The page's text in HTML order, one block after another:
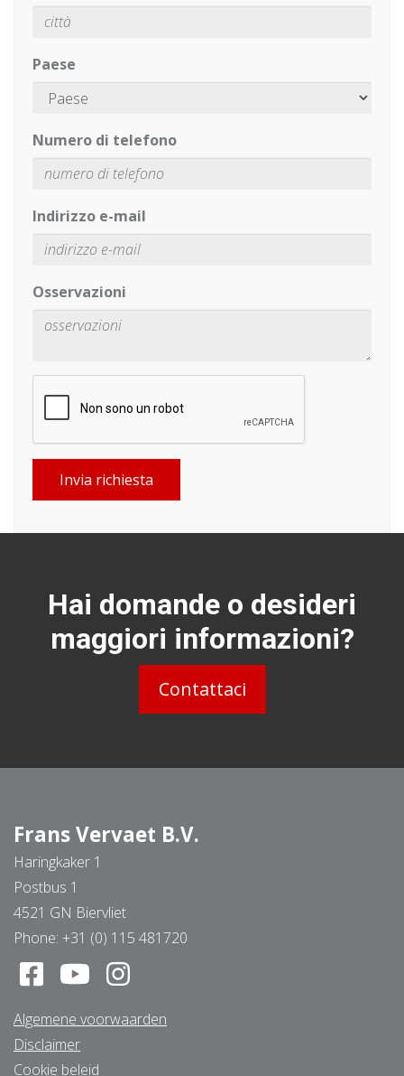
Paese
Numero di telefono
Indirizzo e-mail
Osservazioni
Invia richiesta
Hai domande o desideri
maggiori informazioni?
Contattaci
Frans Vervaet B.V.
Haringkaker 1
Postbus 1
4521 GN Biervliet
Phone: +31 (0) 115 481720
Algemene voorwaarden
Disclaimer
Cookie beleid